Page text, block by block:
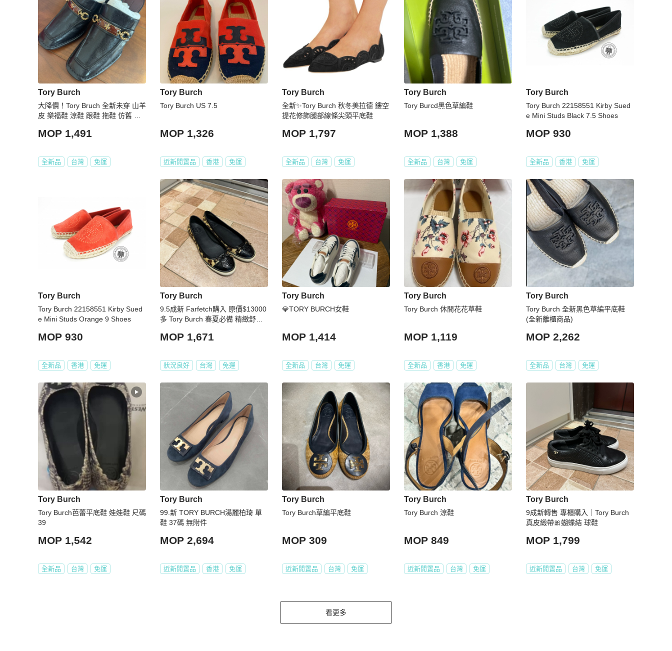
Tory Burch
大降價！Tory Bruch 全新未穿 山羊
皮 樂福鞋 涼鞋 跟鞋 拖鞋 仿舊 金
MOP 1,491
全新品 台灣 免運
Tory Burch
Tory Burch US 7.5
MOP 1,326
近新閒置品 香港 免運
Tory Burch
全新✨Tory Burch 秋冬美拉德 鏤空
提花修飾腿部線條尖頭平底鞋
MOP 1,797
全新品 台灣 免運
Tory Burch
Tory Burcd黑色草編鞋
MOP 1,388
全新品 台灣 免運
Tory Burch
Tory Burch 22158551 Kirby Sued
e Mini Studs Black 7.5 Shoes
MOP 930
全新品 香港 免運
Tory Burch
Tory Burch 22158551 Kirby Sued
e Mini Studs Orange 9 Shoes
MOP 930
全新品 香港 免運
Tory Burch
9.5成新 Farfetch購入 原價$13000
多 Tory Burch 春夏必備 精緻舒服
MOP 1,671
狀況良好 台灣 免運
Tory Burch
💎TORY BURCH女鞋
MOP 1,414
全新品 台灣 免運
Tory Burch
Tory Burch 休閒花花草鞋
MOP 1,119
全新品 香港 免運
Tory Burch
Tory Burch 全新黑色草編平底鞋
(全新離櫃商品)
MOP 2,262
全新品 台灣 免運
Tory Burch
Tory Burch芭蕾平底鞋 娃娃鞋 尺碼
39
MOP 1,542
全新品 台灣 免運
Tory Burch
99.新 TORY BURCH湯麗柏琦 單
鞋 37碼 無附件
MOP 2,694
近新閒置品 香港 免運
Tory Burch
Tory Burch草編平底鞋
MOP 309
近新閒置品 台灣 免運
Tory Burch
Tory Burch 涼鞋
MOP 849
近新閒置品 台灣 免運
Tory Burch
9成新轉售 專櫃購入｜Tory Burch
真皮緞帶🎀蝴蝶結 球鞋
MOP 1,799
近新閒置品 台灣 免運
看更多